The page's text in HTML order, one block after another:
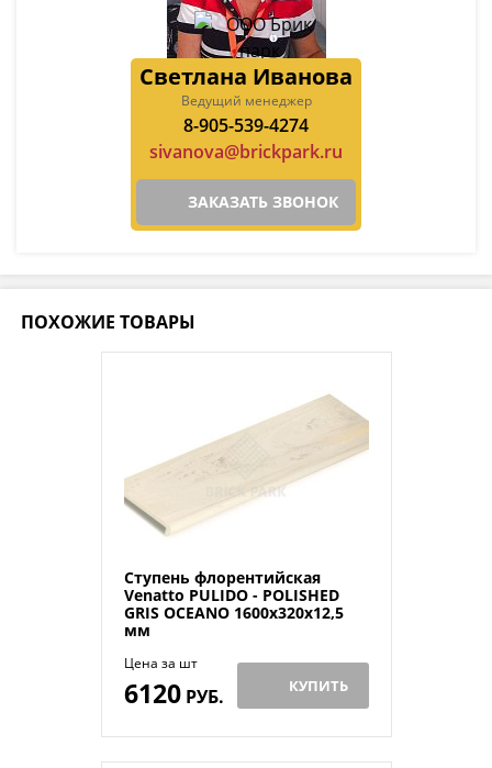
Светлана Иванова
Ведущий менеджер
8-905-539-4274
sivanova@brickpark.ru
ЗАКАЗАТЬ ЗВОНОК
ПОХОЖИЕ ТОВАРЫ
Ступень флорентийская
Venatto PULIDO - POLISHED
GRIS OCEANO 1600х320x12,5
мм
Цена за шт
6120РУБ. КУПИТЬ